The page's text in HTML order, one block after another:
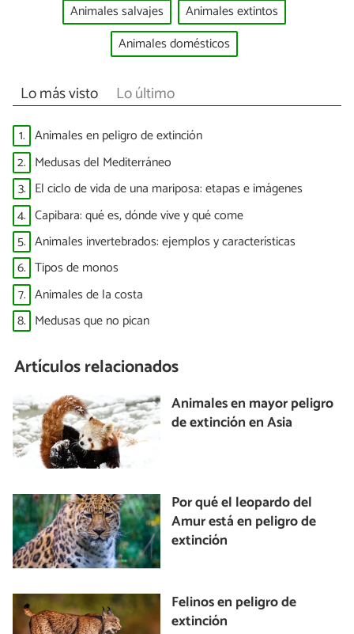
Animales salvajes
Animales extintos
Animales domésticos
Lo más visto Lo último
1. Animales en peligro de extinción
2. Medusas del Mediterráneo
3. El ciclo de vida de una mariposa: etapas e imágenes
4. Capibara: qué es, dónde vive y qué come
5. Animales invertebrados: ejemplos y características
6. Tipos de monos
7. Animales de la costa
8. Medusas que no pican
Artículos relacionados
Animales en mayor peligro
de extinción en Asia
Por qué el leopardo del
Amur está en peligro de
extinción
Felinos en peligro de
extinción